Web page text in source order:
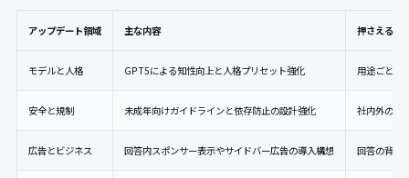
アップデート領域 主な内容 押さえるべ
モデルと人格 GPT5による知性向上と人格プリセット強化 用途ごとに
安全と規制 未成年向けガイドラインと依存防止の設計強化 社内外のル
広告とビジネス 回答内スポンサー表示やサイドバー広告の導入構想 回答の背景